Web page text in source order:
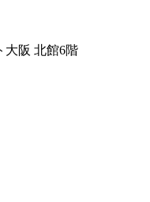
大阪 北館6階